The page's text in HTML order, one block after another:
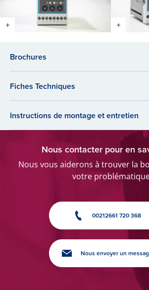
Brochures
Fiches Techniques
Instructions de montage et entretien
Nous contacter pour en
Nous vous aiderons à trouver la
votre
00212661 720 368
Nous envoyer un